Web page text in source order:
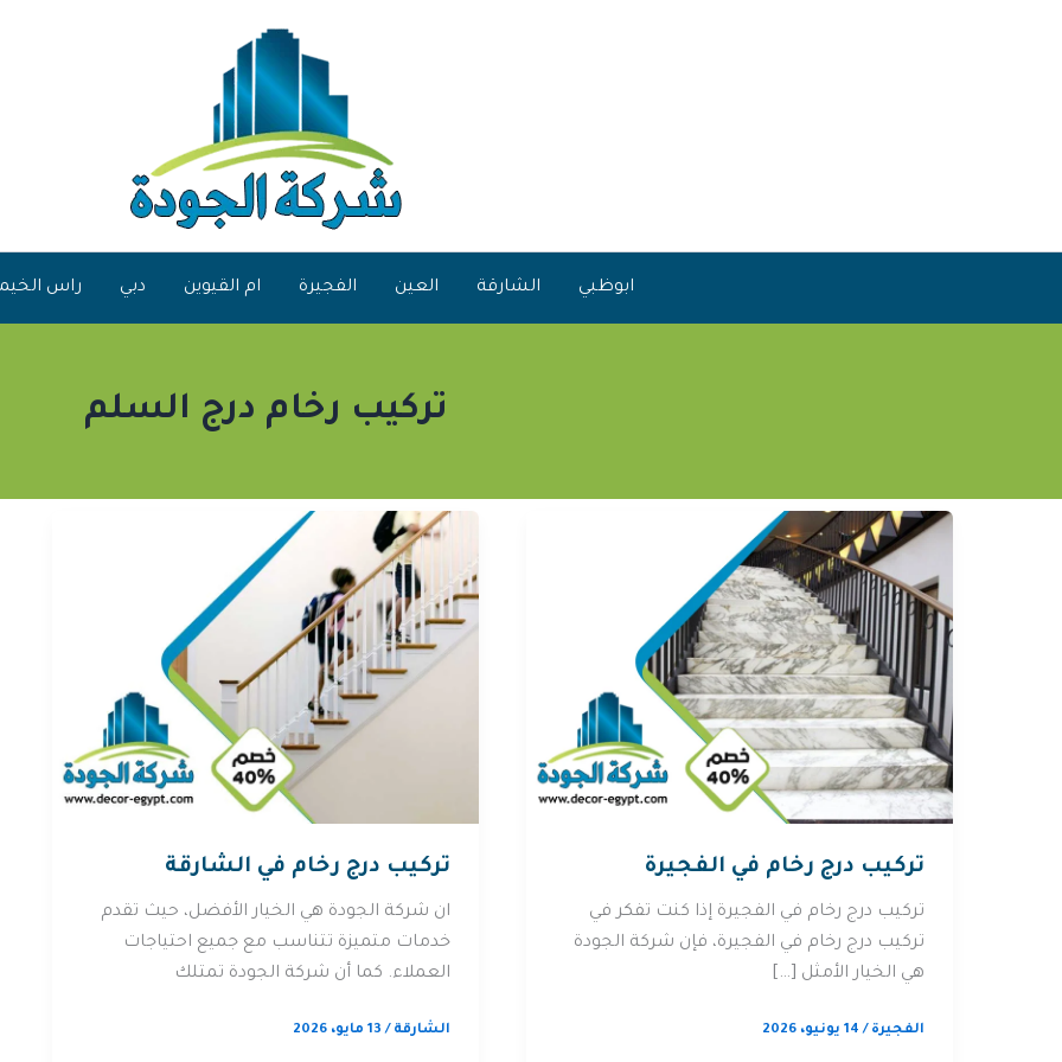
ابوظبي الشارقة العين الفجيرة ام القيوين دبي راس
تركيب رخام درج السلم
تركيب درج رخام في الفجيرة
تركيب درج رخام في الفجيرة إذا كنت تفكر في
تركيب درج رخام في الفجيرة، فإن شركة الجودة
هي الخيار الأمثل […]
الفجيرة / 14 يونيو، 2026
تركيب درج رخام في الشارقة
ان شركة الجودة هي الخيار الأفضل، حيث تقدم
خدمات متميزة تتناسب مع جميع احتياجات
العملاء. كما أن شركة الجودة تمتلك
الشارقة / 13 مايو، 2026